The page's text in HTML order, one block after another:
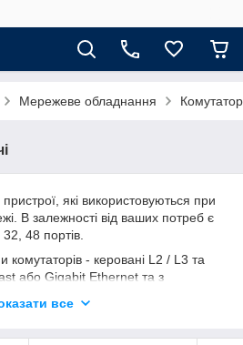
Мережеве обладнання
які використовуються при
В залежності від ваших потреб є
48 портів.
комутаторів - керовані L2 / L3 та
або Gigabit Ethernet та з
все